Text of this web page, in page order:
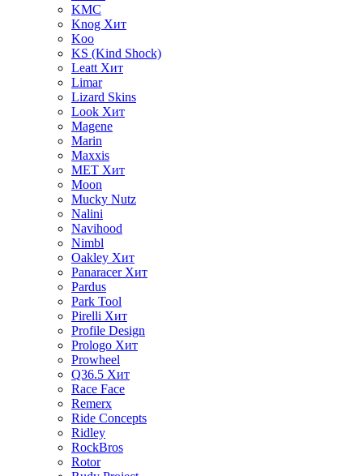
KMC
Knog Хит
Koo
KS (Kind Shock)
Leatt Хит
Limar
Lizard Skins
Look Хит
Magene
Marin
Maxxis
MET Хит
Moon
Mucky Nutz
Nalini
Navihood
Nimbl
Oakley Хит
Panaracer Хит
Pardus
Park Tool
Pirelli Хит
Profile Design
Prologo Хит
Prowheel
Q36.5 Хит
Race Face
Remerx
Ride Concepts
Ridley
RockBros
Rotor